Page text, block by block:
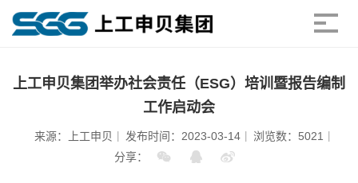
上工申贝集团举办社会责任（ESG）培训暨报告编制
工作启动会
来源：上工申贝 发布时间：2023-03-14
浏览数：5021
分享：